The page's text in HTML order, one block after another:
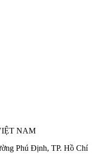
NAM
Phú Định, TP. Hồ Chí